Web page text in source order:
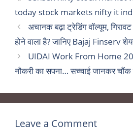
today stock markets nifty it
अचानक बढ़ा ट्रेडिंग वॉल्यूम,
होने वाला है? जानिए Bajaj Finserv
UIDAI Work From Home
नौकरी का सपना… सच्चाई जानकर चौंक
Leave a Comment